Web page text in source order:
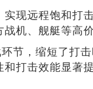
现远程饱和
机、舰艇等高
节，缩短了打
打击效能显著